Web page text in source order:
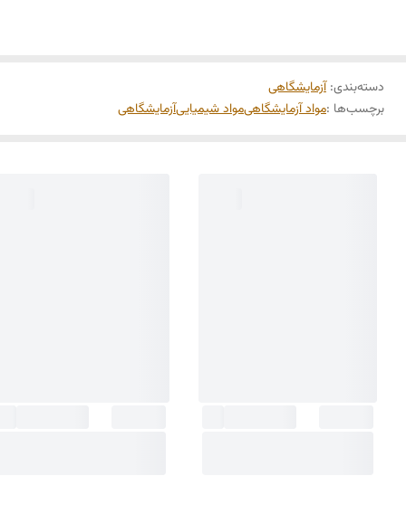
دسته‌بندی:آزمایشگاهی
برچسب‌ها :مواد آزمایشگاهیمواد شیمیاییآزمایشگاهی